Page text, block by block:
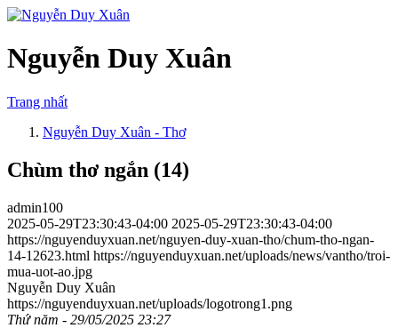
Nguyễn Duy Xuân
Trang nhất
Nguyễn Duy Xuân - Thơ
Chùm thơ ngắn (14)
admin100
2025-05-29T23:30:43-04:00 2025-05-29T23:30:43-04:00
https://nguyenduyxuan.net/nguyen-duy-xuan-tho/chum-tho-ngan-
14-12623.html https://nguyenduyxuan.net/uploads/news/vantho/troi-
mua-uot-ao.jpg
Nguyễn Duy Xuân
https://nguyenduyxuan.net/uploads/logotrong1.png
Thứ năm - 29/05/2025 23:27